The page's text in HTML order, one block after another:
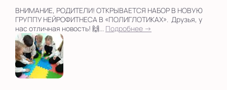
ВНИМАНИЕ, РОДИТЕЛИ! ОТКРЫВАЕТСЯ НАБОР В НОВУЮ
ГРУППУ НЕЙРОФИТНЕСА В «ПОЛИГЛОТИКАХ». Друзья, у
нас отличная новость! 🙌... Подробнее →